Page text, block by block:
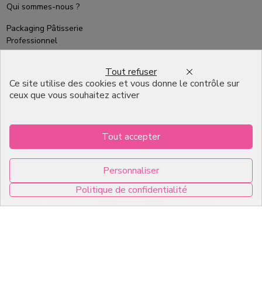
Qui sommes-nous ?
Packaging Pâtisserie
Professionnel
English
Infos pratiques
7, RUE DU 19 MARS 1962
ZI DE DIJON
Ce site utilise des cookies et vous donne le contrôle sur
ceux que vous souhaitez activer
Tout accepter
Tout refuser
Personnaliser
Politique de confidentialité